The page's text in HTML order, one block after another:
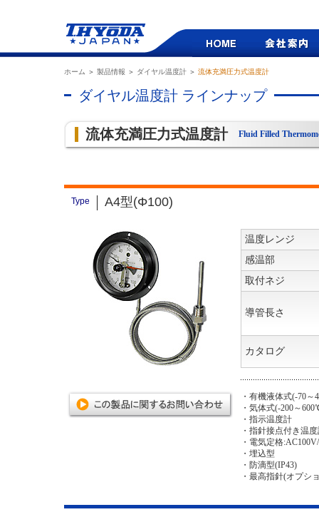
ホーム ＞ 製品情報 ＞ ダイヤル温度計 ＞ 流体充満圧力式温度計
ダイヤル温度計 ラインナップ
流体充満圧力式温度計 Fluid Filled
Type A4型(Φ100)
温度レンジ
感温部
取付ネジ
導管長さ
カタログ
・有機液体式(-70～
・気体式(-200～
・指示温度計
・指針接点付き温
・電気定格
・埋込型
・防滴型(IP43)
・最高指針(オプシ